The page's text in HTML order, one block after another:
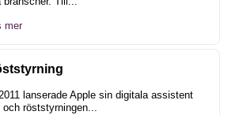
mer
lanserade Apple sin digitala assistent
och röststyrningen...